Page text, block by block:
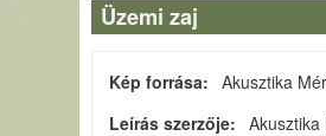
Üzemi zaj
Kép forrása
Akusztika
Leírás szerzője